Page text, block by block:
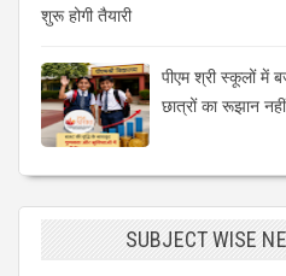
शुरू होगी तैयारी
पीएम श्री स्कूलों में
छात्रों का रूझान नहीं
SUBJECT WISE